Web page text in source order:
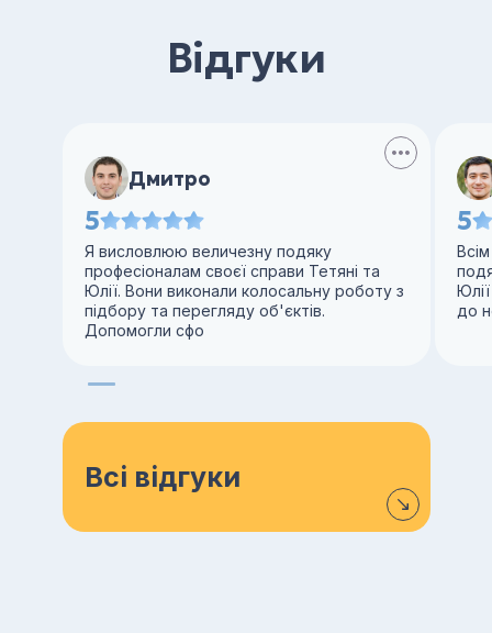
Відгуки
Дмитро
5
Я висловлюю величезну подяку
професіоналам своєї справи Тетяні та
Юлії. Вони виконали колосальну роботу з
підбору та перегляду об'єктів.
Допомогли сфо
5
до
Всі відгуки